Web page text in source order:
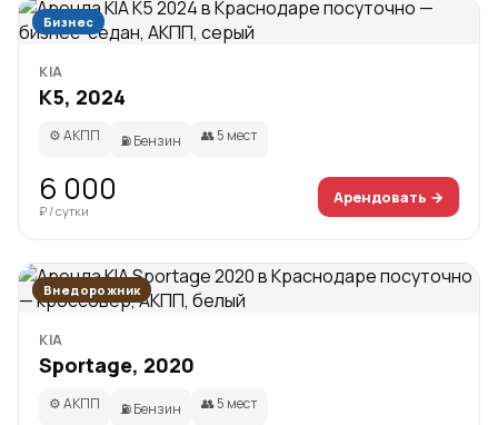
Бизнес
KIA
K5, 2024
⚙️ АКПП ⛽ Бензин 👥 5 мест
6 000
₽ / сутки
Арендовать →
Внедорожник
KIA
Sportage, 2020
⚙️ АКПП ⛽ Бензин 👥 5 мест